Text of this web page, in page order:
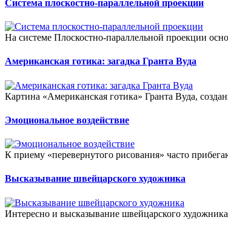
Система плоскостно-параллельной проекции
На системе Плоскостно-параллельной проекции
Американская готика: загадка Гранта Вуда
Картина «Американская готика» Гранта Вуда,
Эмоциональное воздействие
К приему «перевернутого рисования» часто
Высказывание швейцарского художника
Интересно и высказывание швейцарского